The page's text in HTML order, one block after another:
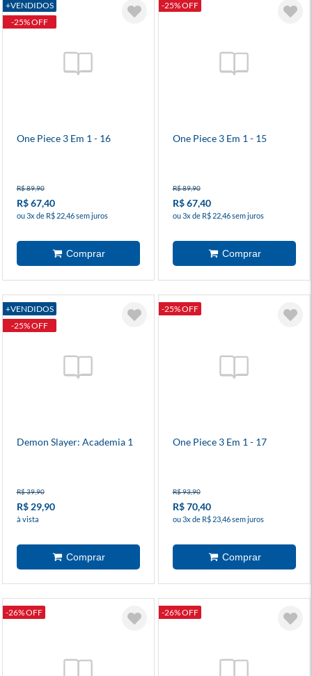
+VENDIDOS
-25% OFF
One Piece 3 Em 1 - 16
R$ 89,90
R$ 67,40
ou 3x de R$ 22,46 sem juros
-25% OFF
One Piece 3 Em 1 - 15
R$ 89,90
R$ 67,40
ou 3x de R$ 22,46 sem juros
+VENDIDOS
-25% OFF
Demon Slayer: Academia 1
R$ 39,90
R$ 29,90
à vista
-25% OFF
One Piece 3 Em 1 - 17
R$ 93,90
R$ 70,40
ou 3x de R$ 23,46 sem juros
-26% OFF -26% OFF